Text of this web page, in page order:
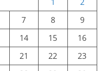
7 8
9
14 15
16
21 22
23